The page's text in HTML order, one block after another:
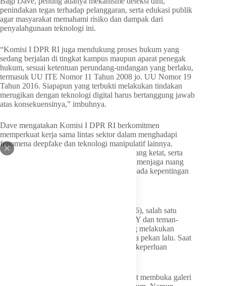
penindakan tegas terhadap pelanggaran, serta edukasi publik
agar masyarakat memahami risiko dan dampak dari
penyalahgunaan teknologi ini.
“Komisi I DPR RI juga mendukung proses hukum yang
sedang berjalan di tingkat kampus maupun aparat penegak
hukum, sesuai ketentuan perundang-undangan yang berlaku,
termasuk UU ITE Nomor 11 Tahun 2008 jo. UU Nomor 19
Tahun 2016. Siapapun yang terbukti melakukan tindakan
merugikan dengan teknologi digital harus bertanggung jawab
atas konsekuensinya,” imbuhnya.
Dave mengatakan Komisi I DPR RI berkomitmen
memperkuat kerja sama lintas sektor dalam menghadapi
fenomena deepfake dan teknologi manipulatif lainnya.
Dengan regulasi yang jelas, pengawasan yang ketat, serta
literasi digital yang masif, bangsa ini dapat menjaga ruang
digital tetap aman, sehat, dan berorientasi pada kepentingan
Dilansir detikKalimantan, Jumat (15/5/2026), salah satu
korban berinisial S menceritakan saat itu RY dan teman-
temannya angkatan satu jurusannya sedang melakukan
praktikum mata kuliah Sistematika Mikroba pekan lalu. Saat
itu, teman RY meminjam ponselnya untuk keperluan
Setelah selesai memotret, teman RY disebut membuka galeri